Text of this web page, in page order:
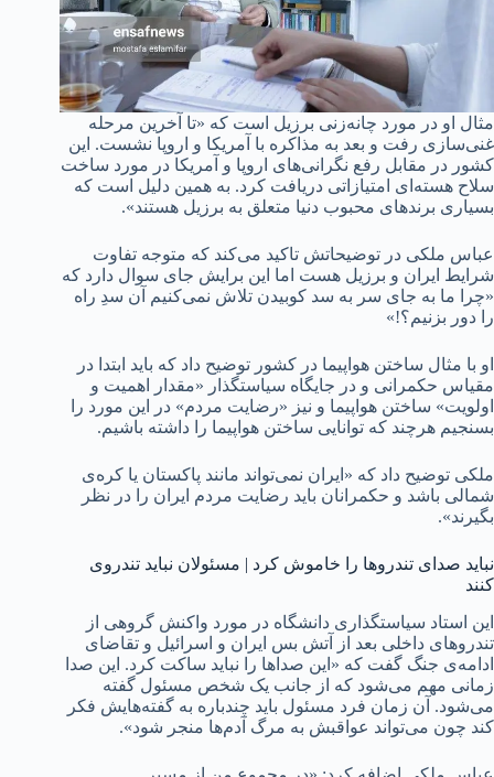
مثال او در مورد چانه‌زنی برزیل است که «تا آخرین مرحله
غنی‌سازی رفت و بعد به مذاکره با آمریکا و اروپا نشست. این
کشور در مقابل رفع نگرانی‌های اروپا و آمریکا در مورد ساخت
سلاح هسته‌ای امتیازاتی دریافت کرد. به همین دلیل است که
بسیاری برندهای محبوب دنیا متعلق به برزیل هستند».
عباس ملکی در توضیحاتش تاکید می‌کند که متوجه تفاوت
شرایط ایران و برزیل هست اما این برایش جای سوال دارد که
«چرا ما به جای سر به سد کوبیدن تلاش نمی‌کنیم آن سدِ راه
را دور بزنیم؟!»
او با مثال ساختن هواپیما در کشور توضیح داد که باید ابتدا در
مقیاس حکمرانی و در جایگاه سیاستگذار «مقدار اهمیت و
اولویت» ساختن هواپیما و نیز «رضایت مردم» در این مورد را
بسنجیم هرچند که توانایی ساختن هواپیما را داشته باشیم.
ملکی توضیح داد که «ایران نمی‌تواند مانند پاکستان یا کره‌ی
شمالی باشد و حکمرانان باید رضایت مردم ایران را در نظر
بگیرند».
نباید صدای تندروها را خاموش کرد | مسئولان نباید تندروی
کنند
این استاد سیاستگذاری دانشگاه در مورد واکنش گروهی از
تندروهای داخلی بعد از آتش بس ایران و اسرائیل و تقاضای
ادامه‌ی جنگ گفت که «این صداها را نباید ساکت کرد. این صدا
زمانی مهم می‌شود که از جانب یک شخص مسئول گفته
می‌شود. آن زمان فرد مسئول باید چندباره به گفته‌هایش فکر
کند چون می‌تواند عواقبش به مرگ آدم‌ها منجر شود».